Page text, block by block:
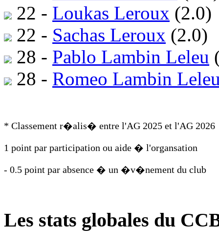
22 - Loukas Leroux (2.0)
22 - Sachas Leroux (2.0)
28 - Pablo Lambin Leleu
28 - Romeo Lambin
* Classement r�alis� entre l'AG 2025 et l'AG 2026
1 point par participation ou aide � l'organsation
- 0.5 point par absence � un �v�nement du club
Les stats globales du